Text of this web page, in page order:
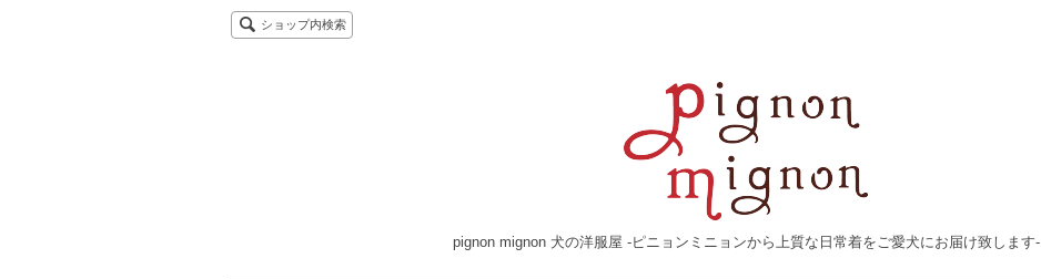
ショップ内検索
pignon mignon 犬の洋服屋 -ピニョンミニョンから上質な日常着をご愛犬にお届け致します-